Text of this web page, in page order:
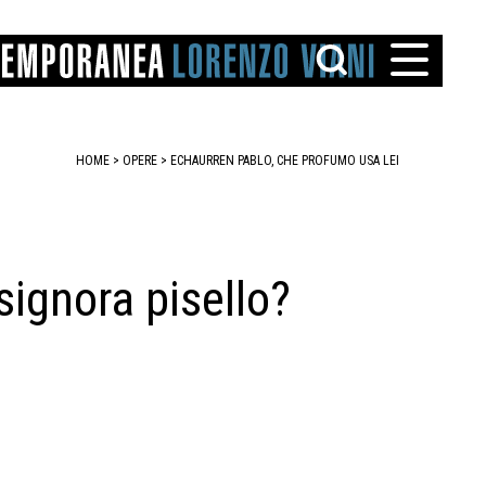
HOME > OPERE > ECHAURREN PABLO, CHE PROFUMO USA LEI
pisello?